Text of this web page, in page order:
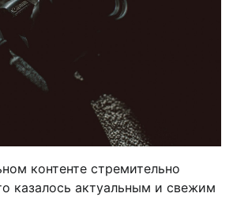
контенте стремительно
казалось актуальным и свежим